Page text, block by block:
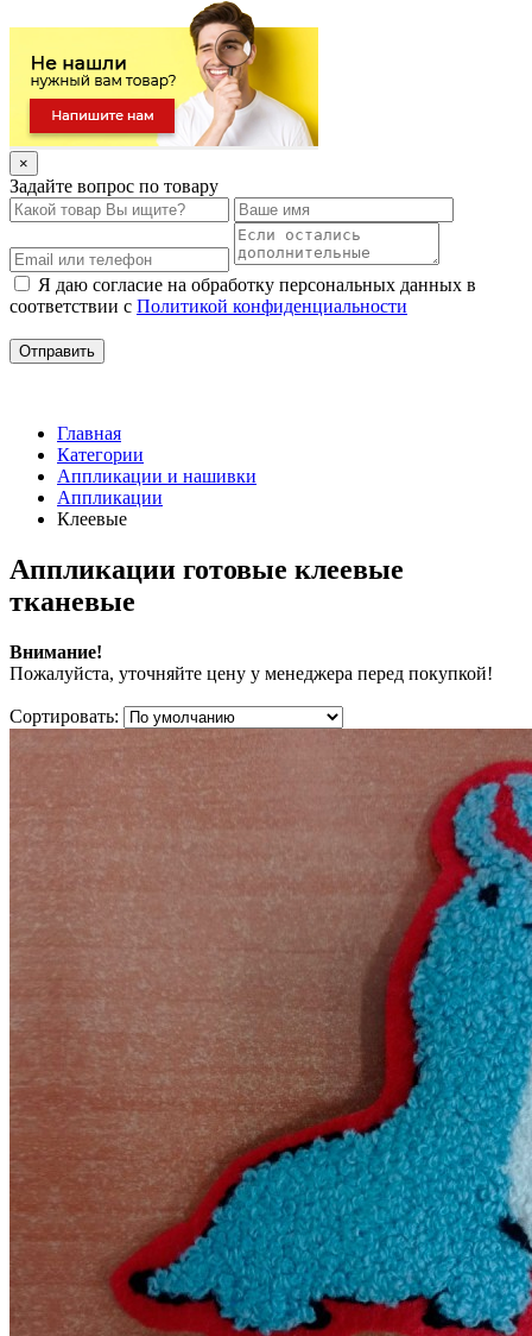
×
Задайте вопрос по товару
Я даю согласие на обработку персональных данных в
соответствии с Политикой конфиденциальности
Главная
Категории
Аппликации и нашивки
Аппликации
Клеевые
Аппликации готовые клеевые
тканевые
Внимание!
Пожалуйста, уточняйте цену у менеджера перед покупкой!
Сортировать: